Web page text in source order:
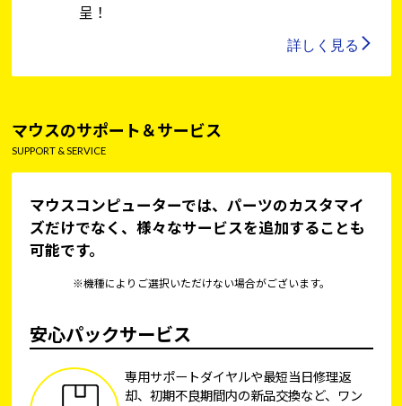
呈！
詳しく見る
マウスのサポート＆サービス
SUPPORT & SERVICE
マウスコンピューターでは、パーツのカスタマイ
ズだけでなく、様々なサービスを追加することも
可能です。
※機種によりご選択いただけない場合がございます。
安心パックサービス
専用サポートダイヤルや最短当日修理返
却、初期不良期間内の新品交換など、ワン